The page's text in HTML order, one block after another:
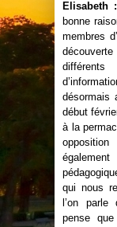
Elisabeth :
bonne
membres
désormais
début
à la
qui nous
l’on
pense